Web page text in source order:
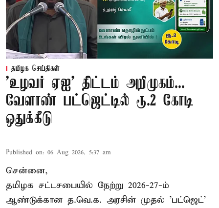
தமிழக செய்திகள்
'உழவர் ஏஐ' திட்டம் அறிமுகம்...
வேளாண் பட்ஜெட்டில் ரூ.2 கோடி
ஒதுக்கீடு
Published on: 06 Aug 2026, 5:37 am
சென்னை,
தமிழக சட்டசபையில் நேற்று 2026-27-ம்
ஆண்டுக்கான த.வெ.க. அரசின் முதல் 'பட்ஜெட்'